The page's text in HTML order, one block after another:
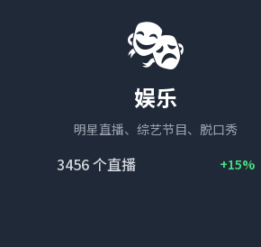
🎭
娱乐
明星直播、综艺节目、脱口秀
3456个直播 +15%